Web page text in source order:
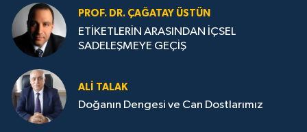
PROF. DR. ÇAĞATAY ÜSTÜN
ETİKETLERİN ARASINDAN İÇSEL
SADELEŞMEYE GEÇİŞ
ALI TALAK
Doğanın Dengesi ve Can Dostlarımız